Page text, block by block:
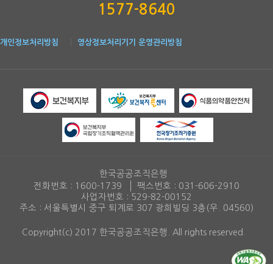
1577-8640
개인정보처리방침 영상정보처리기기 운영관리방침
한국공공조직은행
전화번호 : 1600-1739 팩스번호 : 031-606-2910
사업자번호 : 529-82-00152
주소 : 서울특별시 중구 퇴계로 307 광희빌딩 3층(우. 04560)
Copyright(c) 2017 한국공공조직은행. All rights reserved.